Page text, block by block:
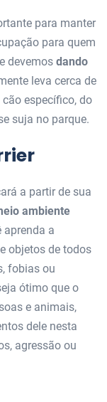
para manter
para quem
devemos dando
leva cerca de
específico, do
suja no parque.
a partir de sua
ambiente
aprenda a
objetos de todos
fobias ou
ótimo que o
e animais,
dele nesta
agressão ou